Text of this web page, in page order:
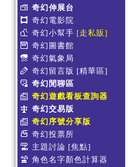
奇幻伸展台
奇幻電影院
奇幻小幫手 [走私販]
奇幻圖書館
奇幻氣象局
奇幻留言版 [精華區]
奇幻閒聊區
奇幻遊戲看板查詢器
奇幻交易版
奇幻序號分享版
奇幻投票所
主題討論 [焦點]
角色名字顏色計算器